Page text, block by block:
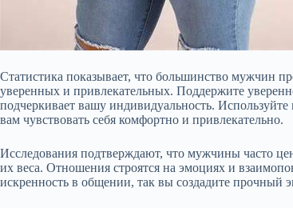
Статистика показывает, что большинство мужчин
уверенных и привлекательных. Поддержите
подчеркивает вашу индивидуальность.
вам чувствовать себя комфортно и привлекательно.
Исследования подтверждают, что мужчины часто
их веса. Отношения строятся на эмоциях и
искренность в общении, так вы создадите прочный